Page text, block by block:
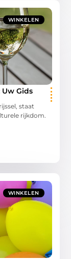
WINKELEN
Gids
staat
rijkdom.
WINKELEN